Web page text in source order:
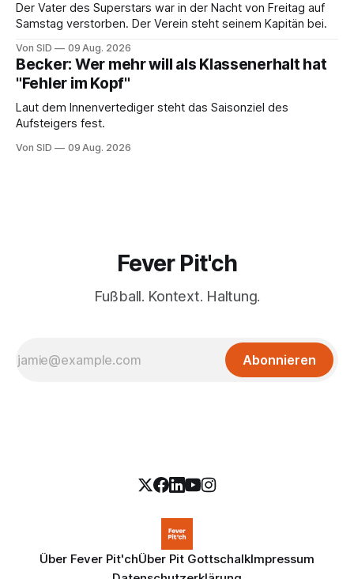
Der Vater des Superstars war in der Nacht von Freitag auf
Samstag verstorben. Der Verein steht seinem Kapitän bei.
Von SID 09 Aug. 2026
Becker: Wer mehr will als Klassenerhalt hat
"Fehler im Kopf"
Laut dem Innenvertediger steht das Saisonziel des
Aufsteigers fest.
Von SID 09 Aug. 2026
Fever Pit'ch
Fußball. Kontext. Haltung.
Abonnieren
Über Fever Pit'chÜber Pit GottschalkImpressum